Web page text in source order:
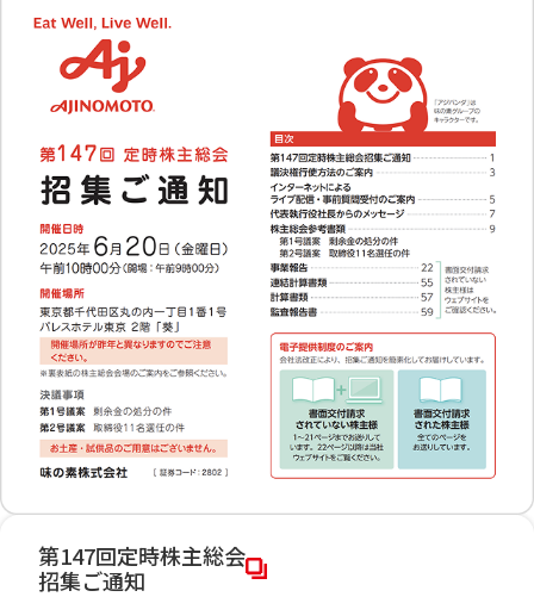
第147回定時株主総会
招集ご通知